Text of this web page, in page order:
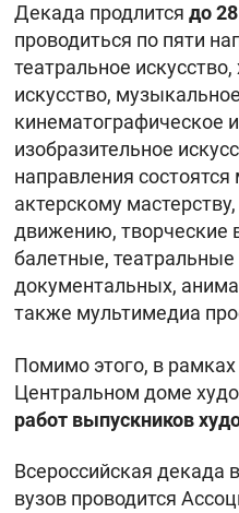
Декада продлитсядо
проводиться по пяти
театральное
искусство,
кинематографическое
изобразительное
направления
актерскому
движению, творческие
балетные,
документальных,
также мультимедиа
Помимо этого, в
Центральном доме
работ выпускников
Всероссийская декада
вузов проводится